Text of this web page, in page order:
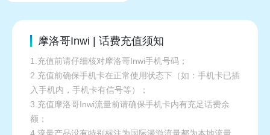
摩洛哥Inwi | 话费充值须知
1.充值前请仔细核对摩洛哥Inwi手机号码；
2.充值前确保手机卡在正常使用状态下（如：手机卡已插
入手机内，手机卡有信号等）；
3.充值摩洛哥Inwi流量前请确保手机卡内有充足话费余
额；